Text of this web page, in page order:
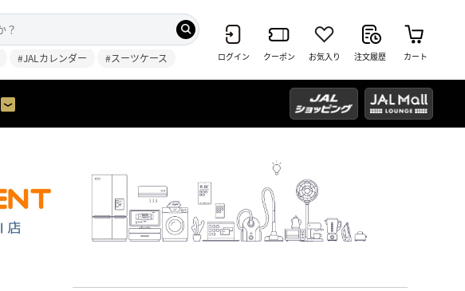
#JALカレンダー #スーツケース ログイン クーポン お気入り 注文履歴 カート